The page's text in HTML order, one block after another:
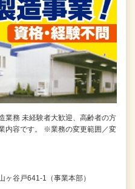
業務 未経験者大歓迎、高齢者の方
内容です。 ※業務の変更範囲／変
ヶ谷戸641-1（事業本部）